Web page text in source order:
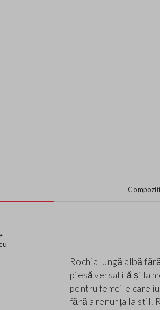
Rochia lungă albă
piesă versatilă și la
pentru femeile care
fără a renunța la stil.